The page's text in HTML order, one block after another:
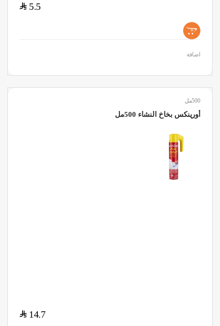
5.5
$
+
اضافة
500مل
أورينكس بخاخ النشاء 500مل
14.7
$